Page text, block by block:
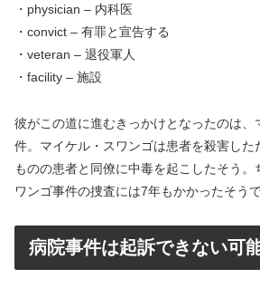
・physician – 内科医
・convict – 有罪と宣告する
・veteran – 退役軍人
・facility – 施設
彼がこの道に進むきっかけとなったのは、
件。マイケル・スワンゴは患者を殺害した
ものの患者と同僚に中毒を起こしたそう。
ワンゴ事件の捜査には7年もかかったそうで
病院事件は起訴できない可